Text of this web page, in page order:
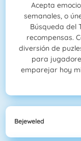
Acepta
semanales, o
Búsqueda del
recompensas.
diversión de
para
emparejar hoy
Bejeweled